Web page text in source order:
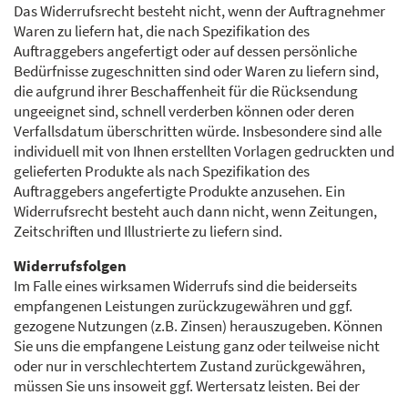
Das Widerrufsrecht besteht nicht, wenn der Auftragnehmer
Waren zu liefern hat, die nach Spezifikation des
Auftraggebers angefertigt oder auf dessen persönliche
Bedürfnisse zugeschnitten sind oder Waren zu liefern sind,
die aufgrund ihrer Beschaffenheit für die Rücksendung
ungeeignet sind, schnell verderben können oder deren
Verfallsdatum überschritten würde. Insbesondere sind alle
individuell mit von Ihnen erstellten Vorlagen gedruckten und
gelieferten Produkte als nach Spezifikation des
Auftraggebers angefertigte Produkte anzusehen. Ein
Widerrufsrecht besteht auch dann nicht, wenn Zeitungen,
Zeitschriften und Illustrierte zu liefern sind.
Widerrufsfolgen
Im Falle eines wirksamen Widerrufs sind die beiderseits
empfangenen Leistungen zurückzugewähren und ggf.
gezogene Nutzungen (z.B. Zinsen) herauszugeben. Können
Sie uns die empfangene Leistung ganz oder teilweise nicht
oder nur in verschlechtertem Zustand zurückgewähren,
müssen Sie uns insoweit ggf. Wertersatz leisten. Bei der